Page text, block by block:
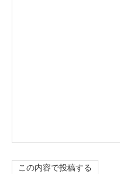
この内容で投稿する